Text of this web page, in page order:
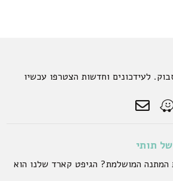
לעידכונים וחדשות הצטרפו עכשיו
תותי
המושלמת? הגיפט קארד שלנו הוא